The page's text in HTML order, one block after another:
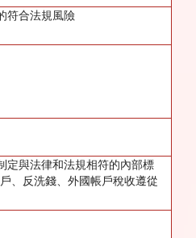
符合法規風險
定與法律和法規相符的內部標
、反洗錢、外國帳戶稅收遵從